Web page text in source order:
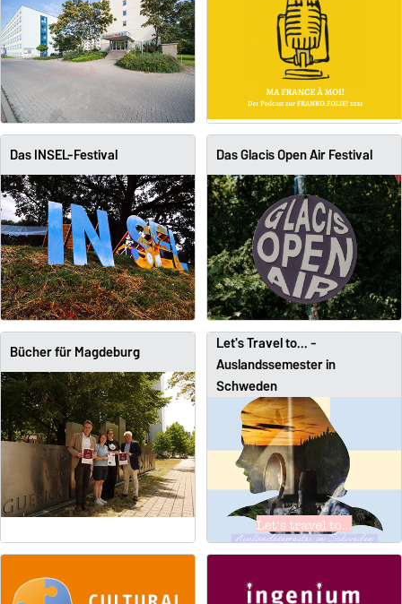
Das INSEL-Festival Das Glacis Open Air Festival
Bücher für Magdeburg
Let's Travel to... -
Auslandssemester in
Schweden